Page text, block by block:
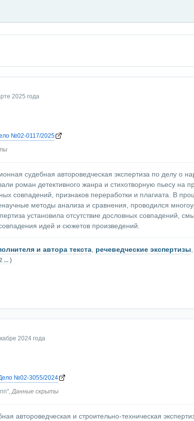
2025 года
№02-0117/2025
судебная автороведческая экспертиза по делу о
роман детективного жанра и стихотворную пьесу на
совпадений, признаков переработки и плагиата. В
методы анализа и сравнения, проводился
установила отсутствие дословных совпадений,
идей и сюжетов произведений.
и автора текста, речеведческие экспертизы,
... )
2024 года
№02-3055/2024
Данные скрыты
автороведческая и строительно-техническая